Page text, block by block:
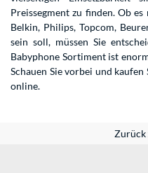
Preissegment zu finden. Ob
Belkin, Philips, Topcom,
sein soll, müssen Sie
Babyphone Sortiment ist
Schauen Sie vorbei und kaufen
online.
Zurück